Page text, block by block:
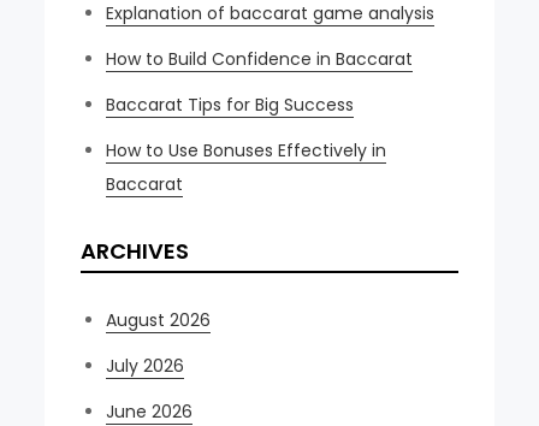
Explanation of baccarat game analysis
How to Build Confidence in Baccarat
Baccarat Tips for Big Success
How to Use Bonuses Effectively in
Baccarat
ARCHIVES
August 2026
July 2026
June 2026